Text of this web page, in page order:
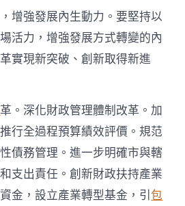
增強發展內生動力。要堅持以
活力，增強發展方式轉變的內
實現新突破、創新取得新進
革。深化財政管理體制改革。加
行全過程預算績效評價。規范
債務管理。進一步明確市與轄
支出責任。創新財政扶持產業
金，設立產業轉型基金，引包